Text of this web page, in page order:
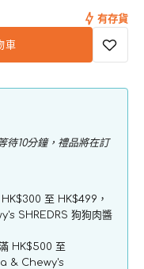
有存貨
車
待10分鐘，禮品將在訂
至 HK$499，
SHREDRS 狗狗肉醬
HK$500 至
& Chewy's